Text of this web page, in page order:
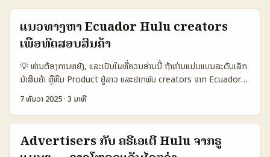
ແນວທາງຫາ Ecuador Hulu creators
ເພື່ອທົດສອບສິນຄ້າ
💡 ທ່ານຕ້ອງການຫຍັງ, ແລະເປັນໃຜທີ່ຄວນອ່ານນີ້ ຖ້າທ່ານແມ່ນແບນລະດັບເລັກ
ນໍາສິນຄ້າ ຫຼືທີມ Product ຢູ່ລາວ ແລະຢາກພົບ creators ຈາກ Ecuador
ເພື່ອທົດສອບຄອນເຊບໃຫ້ຮູ້ວ່າ idea ຂອງທ່ານເຂົ້າໃຈຈາກຕະຫຼາດ LATAM
ແບບໃດ — ບລັອກນີ້ແມ່ນມືການປະຈຸບັນແລະແຜນງ່າຍສຳລັບຜູ້ຕັ້ງໃຈຈະລົງມື. ບໍ່
ຕ້ອງພັກວ່າຈະເປັນ Hulu-specific creator ຫຼື TikTok-native: ຈຸດໝາຍ
ຄືການຊອກຄົນທີ່ມີຄີລິກທີ່ສາມາດລອງແບບ MVP, ສະເພາະທີ່ Eduardo
Núñez ທີ່ອ້າຍອ່າຍໃນການພັດທະນາ creators LATAM ບອກວ່າ TikTok
7 ທັນວາ 2025·3 ນາທີ
Advertisers ກັບ ຄຣີເອເຕີ Hulu ຈາກຣູ